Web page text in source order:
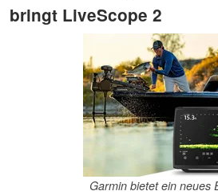
bringt LiveScope 2
Garmin bietet ein neues